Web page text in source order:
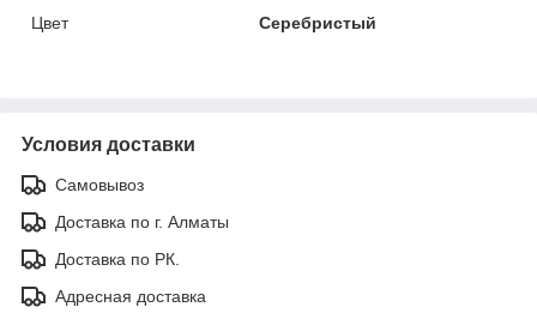
Цвет
Серебристый
Условия доставки
Самовывоз
Доставка по г. Алматы
Доставка по РК.
Адресная доставка